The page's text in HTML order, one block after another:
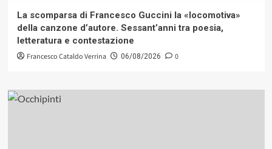
La scomparsa di Francesco Guccini la «locomotiva»
della canzone d’autore. Sessant’anni tra poesia,
letteratura e contestazione
Francesco Cataldo Verrina 06/08/2026 0